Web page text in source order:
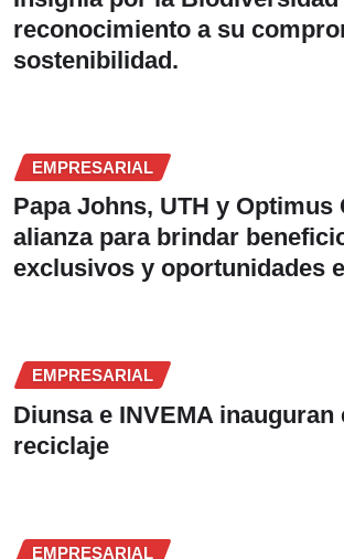
reconocimiento a su
sostenibilidad.
EMPRESARIAL
Papa Johns, UTH y Optimus
alianza para brindar
exclusivos y oportunidades
EMPRESARIAL
Diunsa e INVEMA inauguran
reciclaje
EMPRESARIAL